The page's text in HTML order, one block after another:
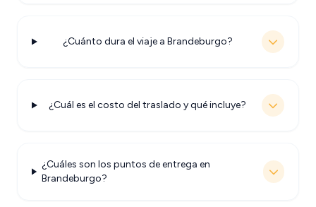
¿Cuánto dura el viaje a Brandeburgo?
¿Cuál es el costo del traslado y qué incluye?
¿Cuáles son los puntos de entrega en
Brandeburgo?